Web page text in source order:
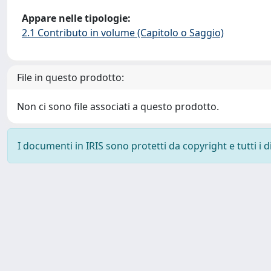
Appare nelle tipologie:
2.1 Contributo in volume (Capitolo o Saggio)
File in questo prodotto:
Non ci sono file associati a questo prodotto.
I documenti in IRIS sono protetti da copyright e tutti i